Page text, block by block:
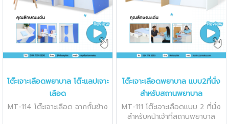
โต๊ะเจาะเลือดพยาบาล โต๊ะแลปเจาะ
เลือด
MT-114 โต๊ะเจาะเลือด ฉากกั้นข้าง
โต๊ะเจาะเลือดพยาบาล แบบ2ที่นั่ง
สำหรับสถานพยาบาล
MT-111 โต๊ะเจาะเลือดแบบ 2 ที่นั่ง
สำหรับหน้าเจ้าที่สถานพยาบาล